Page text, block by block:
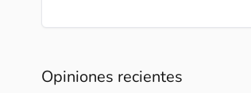
Opiniones recientes